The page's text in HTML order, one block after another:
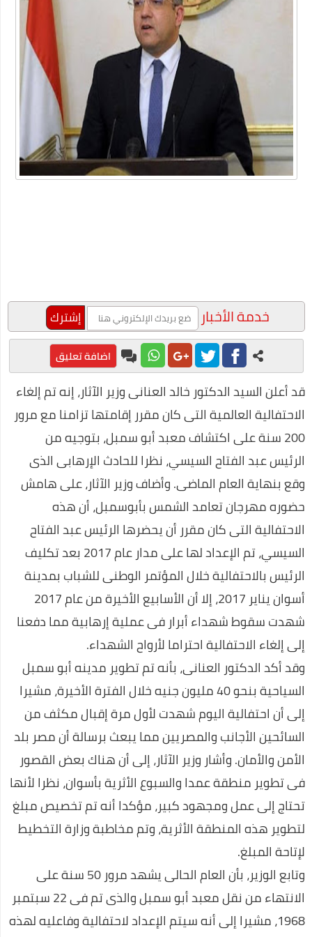
أداة محول التاريخ
ما هو الفرق بين لقاحات كورونا الثلاث الشهيرة؟ وأي واحد يتوجب
شركة خدمات منزلية بالدمام
عبارات عن البيئة
أهمية دعم بحث وتطوير أعمال الشركات في الوقت الحالي
"شيخ عمد الصعيد" ٤٥ سنه عموديه
كتاب جديد للكاتب "محمد عبد المعز حميد " يرصد دور وسائل
الاجتماعي بعنوان "الإعلام العفوي"
محمد عبد المعز حميد يفوز بجائزة أفضل فيلم توعوي عن المخدرات
طرق مربحة للعمل من المنزل
محمد رجب يبدع في مسلسل ضربة معلم في اولي حلقات المسلسل
على غرار أحمد خالد توفيق.. محمود عوض يتألق في ربوع الثقافة
قرارات صارمة وغرامات كبيرة علي المواطنين لمواجهة كورونا
صناعة العطور في المنزل
مراحل علاج إدمان الكحول
احسن برامج الكمبيوتر 2020
التداول عن طريق الانترنت
فوائد السمسم المدهشة (أكثر من 10 فوائد رائعة)
طريقة عمل الفطير المشلتت مثل المخابز
عـــــــــاجل:مفاجئة من العيار الثقيل..مصادر استخباراتية تكشف عن
أسرار انسحاب العواضي من ردمان.."لن تصدق..؟
اعرف أكثر عن أكواد معرفة رصيد اتصالات 2020
احسن ألعاب الفيديو في العالم
عروض رمضان 🌙 أحلى فى البيت متوافرة فى كل فروع كارفور
وأونلاين 2020
تعلم اللغة الإنجليزية بسهولة في 10 ايام
برنامج تنزيل الفيديو من الفيسبوك
كوبون خصم نسناس .. اقتني أفضل الملابس المنزلية عن طريق
الانترنت
اللغة العربية كما لا تعرفها من قبل
افضل روتين لنضارة وتفتيح البشرة خلال اسبوع واحد فقط
خدمة الأخبار
اضافة تعليق
قد أعلن السيد الدكتور خالد العنانى وزير الآثار، إنه تم إلغاء
الاحتفالية العالمية التى كان مقرر إقامتها تزامنا مع مرور
200 سنة على اكتشاف معبد أبو سمبل، بتوجيه من
الرئيس عبد الفتاح السيسي، نظرا للحادث الإرهابى الذى
وقع بنهاية العام الماضى. وأضاف وزير الآثار، على هامش
حضوره مهرجان تعامد الشمس بأبوسمبل، أن هذه
الاحتفالية التى كان مقرر أن يحضرها الرئيس عبد الفتاح
السيسي، تم الإعداد لها على مدار عام 2017 بعد تكليف
الرئيس بالاحتفالية خلال المؤتمر الوطنى للشباب بمدينة
أسوان يناير 2017، إلا أن الأسابيع الأخيرة من عام 2017
شهدت سقوط شهداء أبرار فى عملية إرهابية مما دفعنا
إلى إلغاء الاحتفالية احتراما لأرواح الشهداء.
وقد أكد الدكتور العنانى، بأنه تم تطوير مدينه أبو سمبل
السياحية بنحو 40 مليون جنيه خلال الفترة الأخيرة، مشيرا
إلى أن احتفالية اليوم شهدت لأول مرة إقبال مكثف من
السائحين الأجانب والمصريين مما يبعث برسالة أن مصر بلد
الأمن والأمان. وأشار وزير الآثار، إلى أن هناك بعض القصور
فى تطوير منطقة عمدا والسبوع الأثرية بأسوان، نظرا لأنها
تحتاج إلى عمل ومجهود كبير، مؤكدا أنه تم تخصيص مبلغ
لتطوير هذه المنطقة الأثرية، وتم مخاطبة وزارة التخطيط
لإتاحة المبلغ.
وتابع الوزير، بأن العام الحالى يشهد مرور 50 سنة على
الانتهاء من نقل معبد أبو سمبل والذى تم فى 22 سبتمبر
1968، مشيرا إلى أنه سيتم الإعداد لاحتفالية وفاعليه لهذه